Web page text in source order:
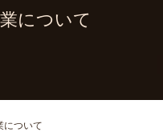
について
について